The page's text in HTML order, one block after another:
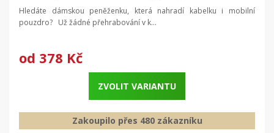
Hledáte dámskou peněženku, která nahradí kabelku i mobilní
pouzdro? Už žádné přehrabování v k...
od 378 Kč
ZVOLIT VARIANTU
Zakoupilo přes 480 zákazníku